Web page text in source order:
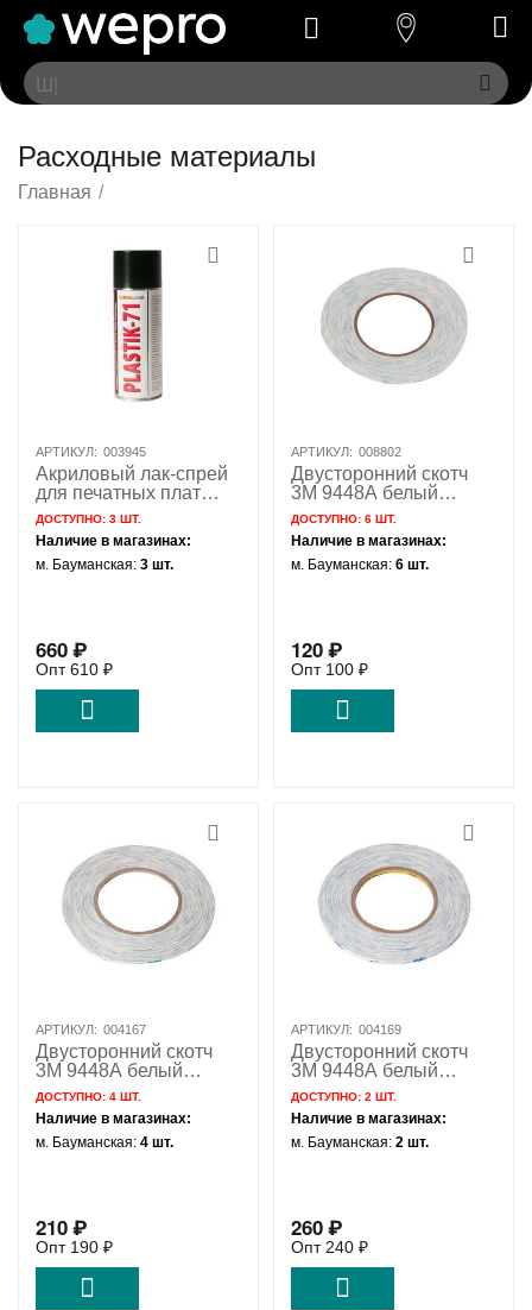
Расходные материалы
Главная /
АРТИКУЛ: 003945
Акриловый лак-спрей
для печатных плат
PLASTIK-71 Solins
400мл
ДОСТУПНО:3 ШТ.
Наличие в магазинах:
м. Бауманская:3 шт.
660₽
Опт610 ₽
АРТИКУЛ: 008802
Двусторонний скотч
3M 9448A белый
(1мм*50м 0.3мм)
ДОСТУПНО:6 ШТ.
Наличие в магазинах:
м. Бауманская:6 шт.
120₽
Опт 100 ₽
АРТИКУЛ: 004167
Двусторонний скотч
3M 9448A белый
(3мм*50м 0.3мм)
ДОСТУПНО:4 ШТ.
Наличие в магазинах:
м. Бауманская:4 шт.
210₽
Опт 190 ₽
АРТИКУЛ: 004169
Двусторонний скотч
3M 9448A белый
(5мм*50м 0.3мм)
ДОСТУПНО:2 ШТ.
Наличие в магазинах:
м. Бауманская:2 шт.
260₽
Опт 240 ₽